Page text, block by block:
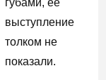
выступление
толком не
показали.